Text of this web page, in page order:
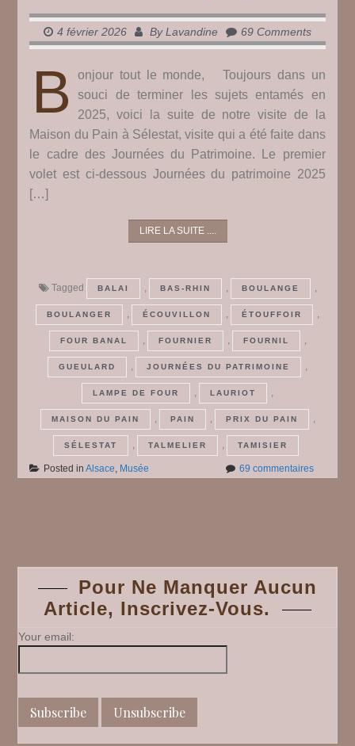
4 février 2026 ByLavandine 69 Comments
B
onjour tout le monde, Toujours dans un
souci de terminer les sujets entamés en
2025, voici la suite de notre visite de la
Maison du Pain à Sélestat, visite qui a été faite dans
le cadre des Journées du Patrimoine. Le premier
volet est ci-dessous Journées du patrimoine 2025
[…]
LIRE LA SUITE ....
Tagged BALAI , BAS-RHIN , BOULANGE ,
BOULANGER , ÉCOUVILLON , ÉTOUFFOIR ,
FOUR BANAL , FOURNIER , FOURNIL ,
GUEULARD , JOURNÉES DU PATRIMOINE ,
LAMPE DE FOUR , LAURIOT ,
MAISON DU PAIN , PAIN , PRIX DU PAIN ,
SÉLESTAT , TALMELIER , TAMISIER
Posted inAlsace, Musée 69 commentairessur
Sélestat,
navigation
Pour Ne Manquer Aucun
Article, Inscrivez-Vous.
Your email: